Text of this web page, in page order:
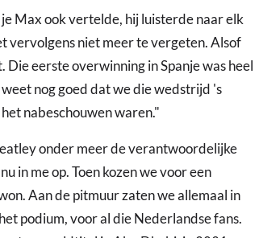
Max ook vertelde, hij luisterde naar elk
vervolgens niet meer te vergeten. Alsof
eerste overwinning in Spanje was heel
nog goed dat we die wedstrijd 's
nabeschouwen waren."
onder meer de verantwoordelijke
in me op. Toen kozen we voor een
Aan de pitmuur zaten we allemaal in
podium, voor al die Nederlandse fans.